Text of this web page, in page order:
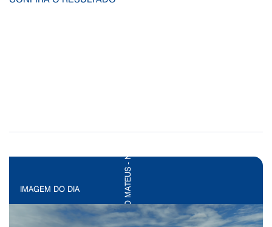
IMAGEM DO DIA